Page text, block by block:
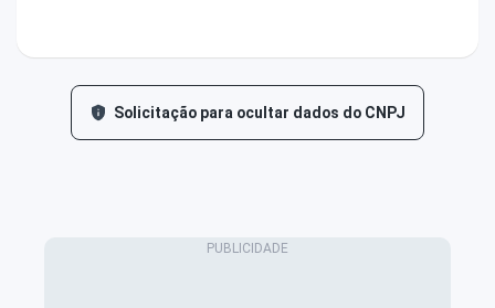
Solicitação para ocultar dados do CNPJ